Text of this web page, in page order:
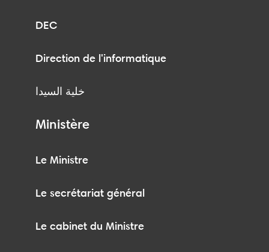
DEC
Direction de l'informatique
خلية السيدا
Ministère
Le Ministre
Le secrétariat général
Le cabinet du Ministre